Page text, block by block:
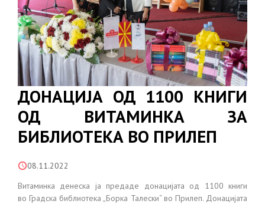
ДОНАЦИЈА ОД 1100 КНИГИ
ОД ВИТАМИНКА ЗА
БИБЛИОТЕКА ВО ПРИЛЕП
08.11.2022
Витаминка денеска ја предаде донацијата од 1100 книги
во Градска библиотека „Борка Талески“ во Прилеп. Донацијата